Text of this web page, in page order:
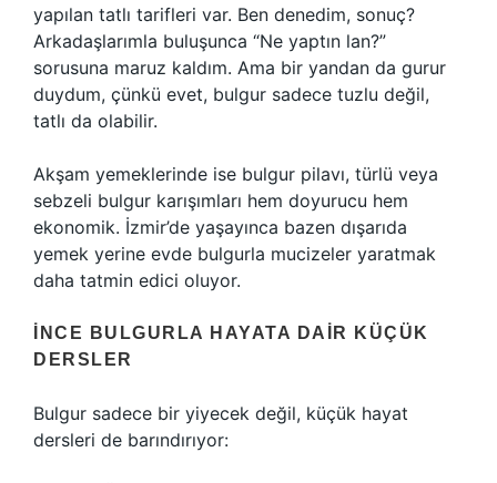
yapılan tatlı tarifleri var. Ben denedim, sonuç?
Arkadaşlarımla buluşunca “Ne yaptın lan?”
sorusuna maruz kaldım. Ama bir yandan da gurur
duydum, çünkü evet, bulgur sadece tuzlu değil,
tatlı da olabilir.
Akşam yemeklerinde ise bulgur pilavı, türlü veya
sebzeli bulgur karışımları hem doyurucu hem
ekonomik. İzmir’de yaşayınca bazen dışarıda
yemek yerine evde bulgurla mucizeler yaratmak
daha tatmin edici oluyor.
İNCE BULGURLA HAYATA DAIR KÜÇÜK
DERSLER
Bulgur sadece bir yiyecek değil, küçük hayat
dersleri de barındırıyor: